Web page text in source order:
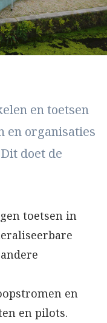
en toetsen
en organisaties
doet de
toetsen in
en
en pilots.